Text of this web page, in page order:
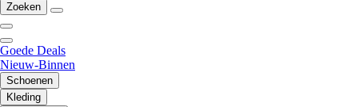
Zoeken
Goede Deals
Nieuw-Binnen
Schoenen
Kleding